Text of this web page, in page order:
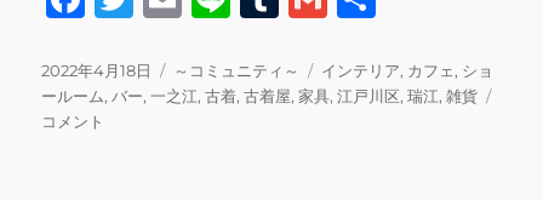
c
e
it
te
ai
l
e m
bl
ai
l
投
稿
日:
2022年4月18日
カ
テ
～コミュニティ～
タ
グ
インテリア, カフェ, ショ
ールーム, バー,一之江,古着,古着屋,家具,江戸川区,瑞江,雑貨
コメント